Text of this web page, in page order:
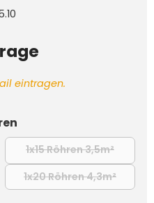
eintragen.
Option ist zurzeit nicht
1x15 Röhren 3,5m²(Diese
Option ist zurzeit nicht
1x20 Röhren 4,3m²(Diese